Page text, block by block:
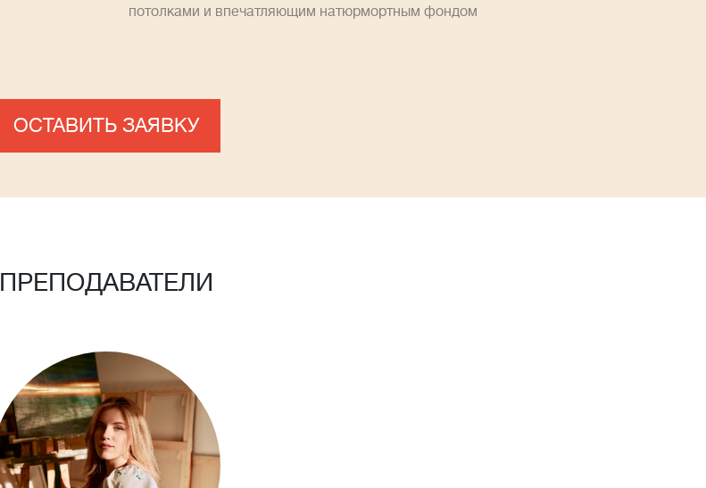
потолками и впечатляющим натюрмортным фондом
ОСТАВИТЬ ЗАЯВКУ
ПРЕПОДАВАТЕЛИ